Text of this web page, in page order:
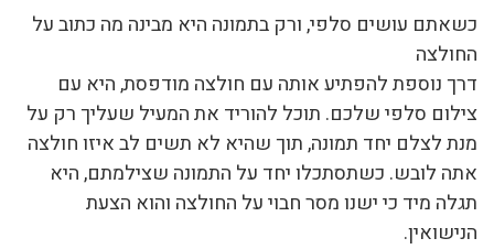
כשאתם עושים סלפי, ורק בתמונה היא מבינה מה כתוב על
החולצה
דרך נוספת להפתיע אותה עם חולצה מודפסת, היא עם
צילום סלפי שלכם. תוכל להוריד את המעיל שעליך רק על
מנת לצלם יחד תמונה, תוך שהיא לא תשים לב איזו חולצה
אתה לובש. כשתסתכלו יחד על התמונה שצילמתם, היא
תגלה מיד כי ישנו מסר חבוי על החולצה והוא הצעת
הנישואין.